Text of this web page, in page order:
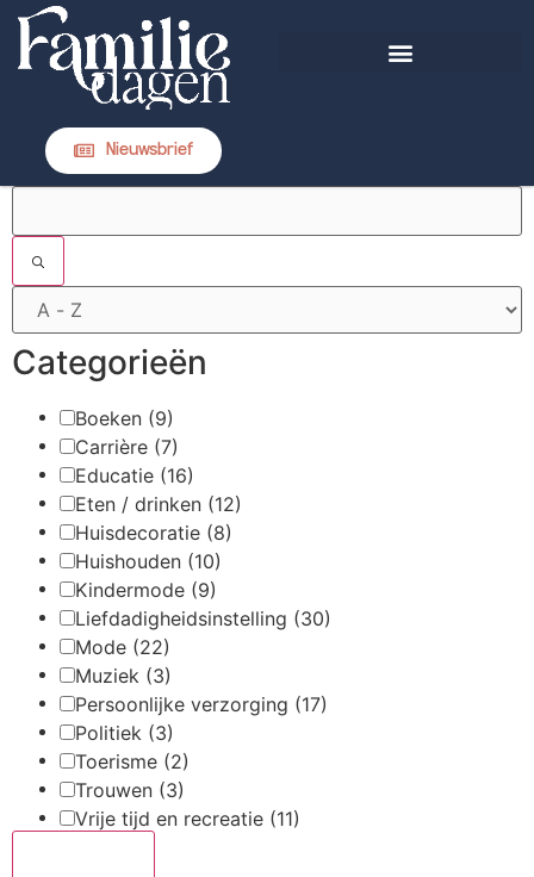
Nieuwsbrief
Categorieën
Boeken (9)
Carrière (7)
Educatie (16)
Eten / drinken (12)
Huisdecoratie (8)
Huishouden (10)
Kindermode (9)
Liefdadigheidsinstelling (30)
Mode (22)
Muziek (3)
Persoonlijke verzorging (17)
Politiek (3)
Toerisme (2)
Trouwen (3)
Vrije tijd en recreatie (11)